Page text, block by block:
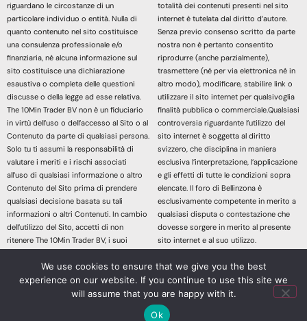
riguardano le circostanze di un
particolare individuo o entità. Nulla di
quanto contenuto nel sito costituisce
una consulenza professionale e/o
finanziaria, né alcuna informazione sul
sito costituisce una dichiarazione
esaustiva o completa delle questioni
discusse o della legge ad esse relativa.
The 10Min Trader BV non è un fiduciario
in virtù dell’uso o dell’accesso al Sito o al
Contenuto da parte di qualsiasi persona.
Solo tu ti assumi la responsabilità di
valutare i meriti e i rischi associati
all’uso di qualsiasi informazione o altro
Contenuto del Sito prima di prendere
qualsiasi decisione basata su tali
informazioni o altri Contenuti. In cambio
dell’utilizzo del Sito, accetti di non
ritenere The 10Min Trader BV, i suoi
servizi responsabile di eventuali
richieste di risarcimento danni derivanti
da qualsiasi decisione presa sulla base
di informazioni o altri Contenuti messi a
totalità dei contenuti presenti nel sito
internet è tutelata dal diritto d’autore.
Senza previo consenso scritto da parte
nostra non è pertanto consentito
riprodurre (anche parzialmente),
trasmettere (né per via elettronica né in
altro modo), modificare, stabilire link o
utilizzare il sito internet per qualsivoglia
finalità pubblica o commerciale.Qualsiasi
controversia riguardante l’utilizzo del
sito internet è soggetta al diritto
svizzero, che disciplina in maniera
esclusiva l’interpretazione, l’applicazione
e gli effetti di tutte le condizioni sopra
elencate. Il foro di Bellinzona è
esclusivamente competente in merito a
qualsiasi disputa o contestazione che
dovesse sorgere in merito al presente
sito internet e al suo utilizzo.
dei contenuti di questo sito Web
dichiari di aver letto, compreso e
accettato le sopracitate informazioni
legali.
We use cookies to ensure that we give you the best
experience on our website. If you continue to use this site we
will assume that you are happy with it.
Ok